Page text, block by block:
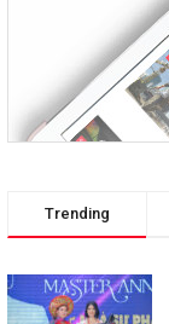
Trending